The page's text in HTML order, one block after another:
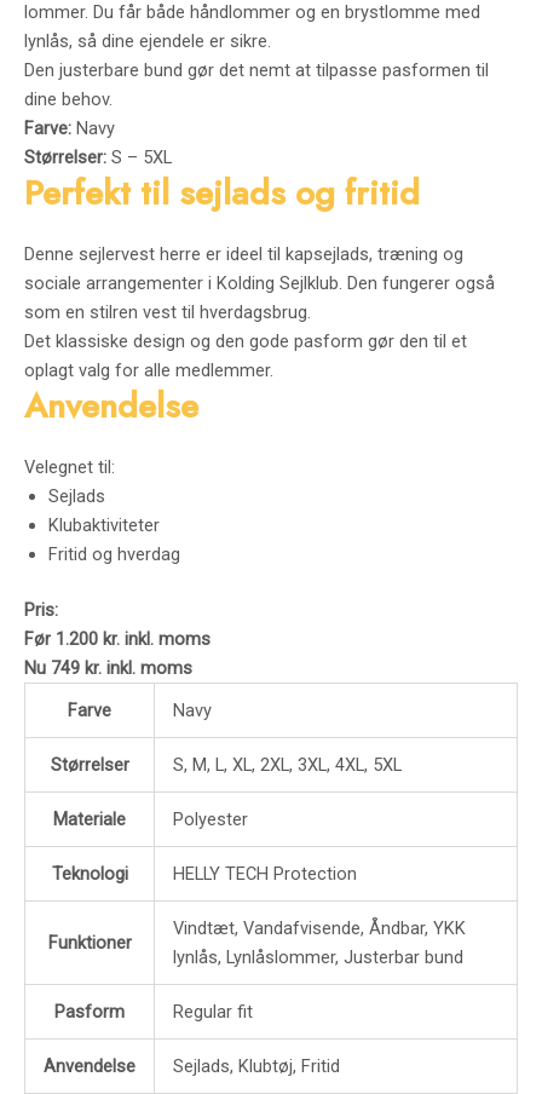
lommer. Du får både håndlommer og en brystlomme med
lynlås, så dine ejendele er sikre.
Den justerbare bund gør det nemt at tilpasse pasformen til
dine behov.
Farve: Navy
Størrelser: S – 5XL
Perfekt til sejlads og fritid
Denne sejlervest herre er ideel til kapsejlads, træning og
sociale arrangementer i Kolding Sejlklub. Den fungerer også
som en stilren vest til hverdagsbrug.
Det klassiske design og den gode pasform gør den til et
oplagt valg for alle medlemmer.
Anvendelse
Velegnet til:
Sejlads
Klubaktiviteter
Fritid og hverdag
Pris:
Før 1.200 kr. inkl. moms
Nu 749 kr. inkl. moms
Farve
Navy
Størrelser S, M, L, XL, 2XL, 3XL, 4XL, 5XL
Materiale Polyester
Teknologi HELLY TECH Protection
Funktioner
Vindtæt, Vandafvisende, Åndbar, YKK
lynlås, Lynlåslommer, Justerbar bund
Pasform Regular fit
Anvendelse Sejlads, Klubtøj, Fritid